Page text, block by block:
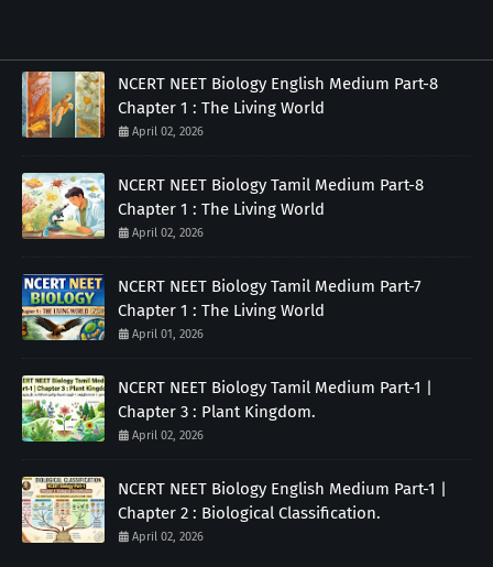
NCERT NEET Biology English Medium Part-8
Chapter 1 : The Living World
April 02, 2026
NCERT NEET Biology Tamil Medium Part-8
Chapter 1 : The Living World
April 02, 2026
NCERT NEET Biology Tamil Medium Part-7
Chapter 1 : The Living World
April 01, 2026
NCERT NEET Biology Tamil Medium Part-1 |
Chapter 3 : Plant Kingdom.
April 02, 2026
NCERT NEET Biology English Medium Part-1 |
Chapter 2 : Biological Classification.
April 02, 2026